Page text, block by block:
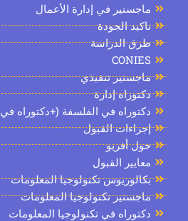
في إدارة الأعمال
الجودة
الدراسة
تنفيذي
إدارة
في الفلسفة (+دكتوراه في الفلسفة)
القبول
أفريو
القبول
تكنولوجيا المعلومات
تكنولوجيا المعلومات
في تكنولوجيا المعلومات